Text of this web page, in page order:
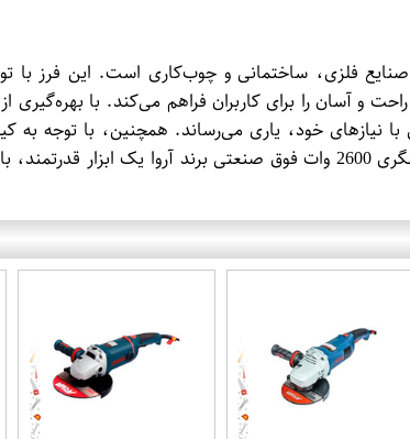
آسان را برای کاربران فراهم می‌کند. با بهره‌گیری از
نیازهای خود، یاری می‌رساند. همچنین، با توجه به
بالای بدنه، این فرز دارای عمر طولانی و عملکرد مطلوب در شرایط سخت و استفاده مداوم می‌باشد. به طور کلی، فرز آهنگری